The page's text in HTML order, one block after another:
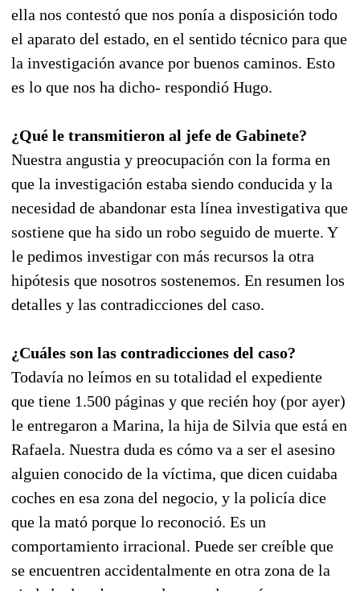
ella nos contestó que nos ponía a disposición todo
el aparato del estado, en el sentido técnico para que
la investigación avance por buenos caminos. Esto
es lo que nos ha dicho- respondió Hugo.
¿Qué le transmitieron al jefe de Gabinete?
Nuestra angustia y preocupación con la forma en
que la investigación estaba siendo conducida y la
necesidad de abandonar esta línea investigativa que
sostiene que ha sido un robo seguido de muerte. Y
le pedimos investigar con más recursos la otra
hipótesis que nosotros sostenemos. En resumen los
detalles y las contradicciones del caso.
¿Cuáles son las contradicciones del caso?
Todavía no leímos en su totalidad el expediente
que tiene 1.500 páginas y que recién hoy (por ayer)
le entregaron a Marina, la hija de Silvia que está en
Rafaela. Nuestra duda es cómo va a ser el asesino
alguien conocido de la víctima, que dicen cuidaba
coches en esa zona del negocio, y la policía dice
que la mató porque lo reconoció. Es un
comportamiento irracional. Puede ser creíble que
se encuentren accidentalmente en otra zona de la